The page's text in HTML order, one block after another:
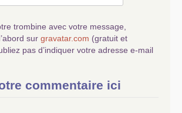
trombine avec votre message,
sur gravatar.com (gratuit et
pas d’indiquer votre adresse e-mail
commentaire ici